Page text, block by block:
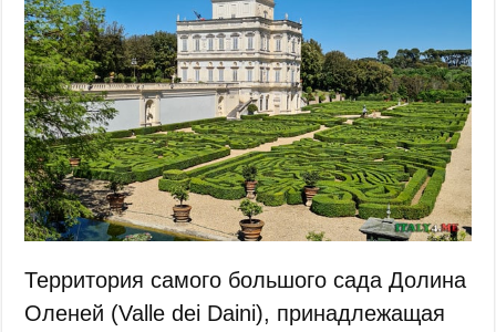
Территория самого большого сада Долина
Оленей (Valle dei Daini), принадлежащая